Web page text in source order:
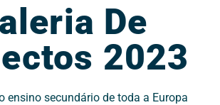
De
2023
ensino secundário de toda a Europa